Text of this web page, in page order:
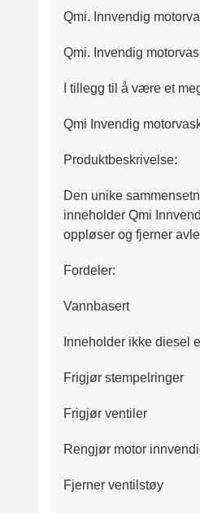
Qmi. Innvendig
Qmi. Invendig
I tillegg til å være et
Qmi Invendig
Produktbeskrivelse:
Den unike
inneholder Qmi
oppløser og fjerner
Fordeler:
Vannbasert
Inneholder ikke diesel
Frigjør stempelringer
Frigjør ventiler
Rengjør motor
Fjerner ventilstøy